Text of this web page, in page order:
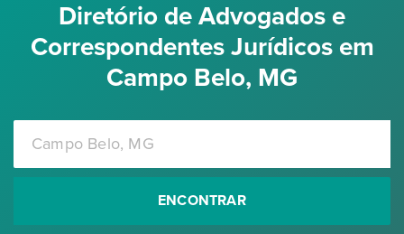
Diretório de Advogados e
Correspondentes Jurídicos em
Campo Belo, MG
ENCONTRAR